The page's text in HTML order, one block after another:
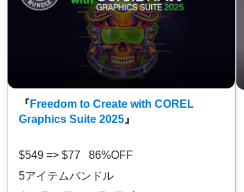
『 Freedom to Create with COREL
Graphics Suite 2025 』
$549 => $77 86%OFF
5アイテムバンドル